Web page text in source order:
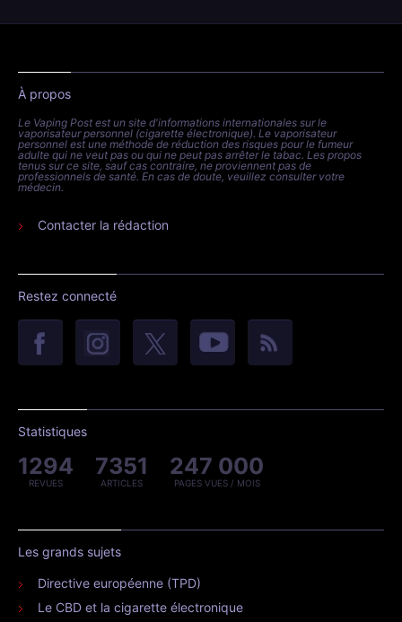
À propos
Le Vaping Post est un site d'informations internationales sur le
vaporisateur personnel (cigarette électronique). Le vaporisateur
personnel est une méthode de réduction des risques pour le fumeur
adulte qui ne veut pas ou qui ne peut pas arrêter le tabac. Les propos
tenus sur ce site, sauf cas contraire, ne proviennent pas de
professionnels de santé. En cas de doute, veuillez consulter votre
médecin.
Contacter la rédaction
Restez connecté
Statistiques
1294
REVUES
7351
ARTICLES
247 000
PAGES VUES / MOIS
Les grands sujets
Directive européenne (TPD)
Le CBD et la cigarette électronique